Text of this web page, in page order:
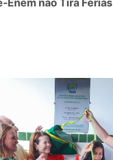
Enem não Tira Férias